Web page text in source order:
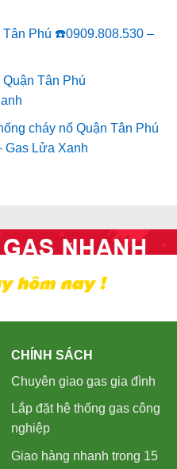
Phú ☎️0909.808.530 –
Tân Phú
cháy nổ Quận Tân Phú
Gas Lửa Xanh
CHÍNH SÁCH
Chuyên giao gas gia đình
Lắp đặt hệ thống gas công
nghiệp
Giao hàng nhanh trong 15